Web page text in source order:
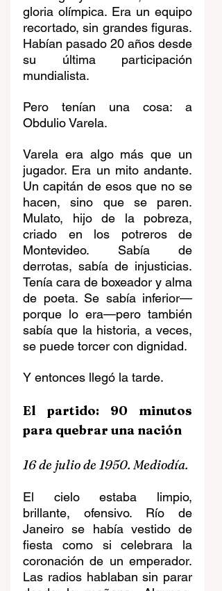
gloria olímpica. Era un equipo
recortado, sin grandes figuras.
Habían pasado 20 años desde
su última participación
mundialista.
Pero tenían una cosa: a
Obdulio Varela.
Varela era algo más que un
jugador. Era un mito andante.
Un capitán de esos que no se
hacen, sino que se paren.
Mulato, hijo de la pobreza,
criado en los potreros de
Montevideo. Sabía de
derrotas, sabía de injusticias.
Tenía cara de boxeador y alma
de poeta. Se sabía inferior—
porque lo era—pero también
sabía que la historia, a veces,
se puede torcer con dignidad.
Y entonces llegó la tarde.
El partido: 90 minutos
para quebrar una nación
16 de julio de 1950. Mediodía.
El cielo estaba limpio,
brillante, ofensivo. Río de
Janeiro se había vestido de
fiesta como si celebrara la
coronación de un emperador.
Las radios hablaban sin parar